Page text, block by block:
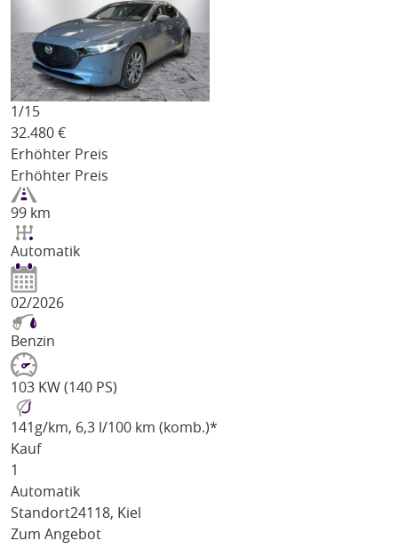
1/15
32.480 €
Erhöhter Preis
Erhöhter Preis
99 km
Automatik
02/2026
Benzin
103 KW (140 PS)
141 g/km, 6,3 l/100 km (komb.)*
Kauf
1
Automatik
Standort24118, Kiel
Zum Angebot